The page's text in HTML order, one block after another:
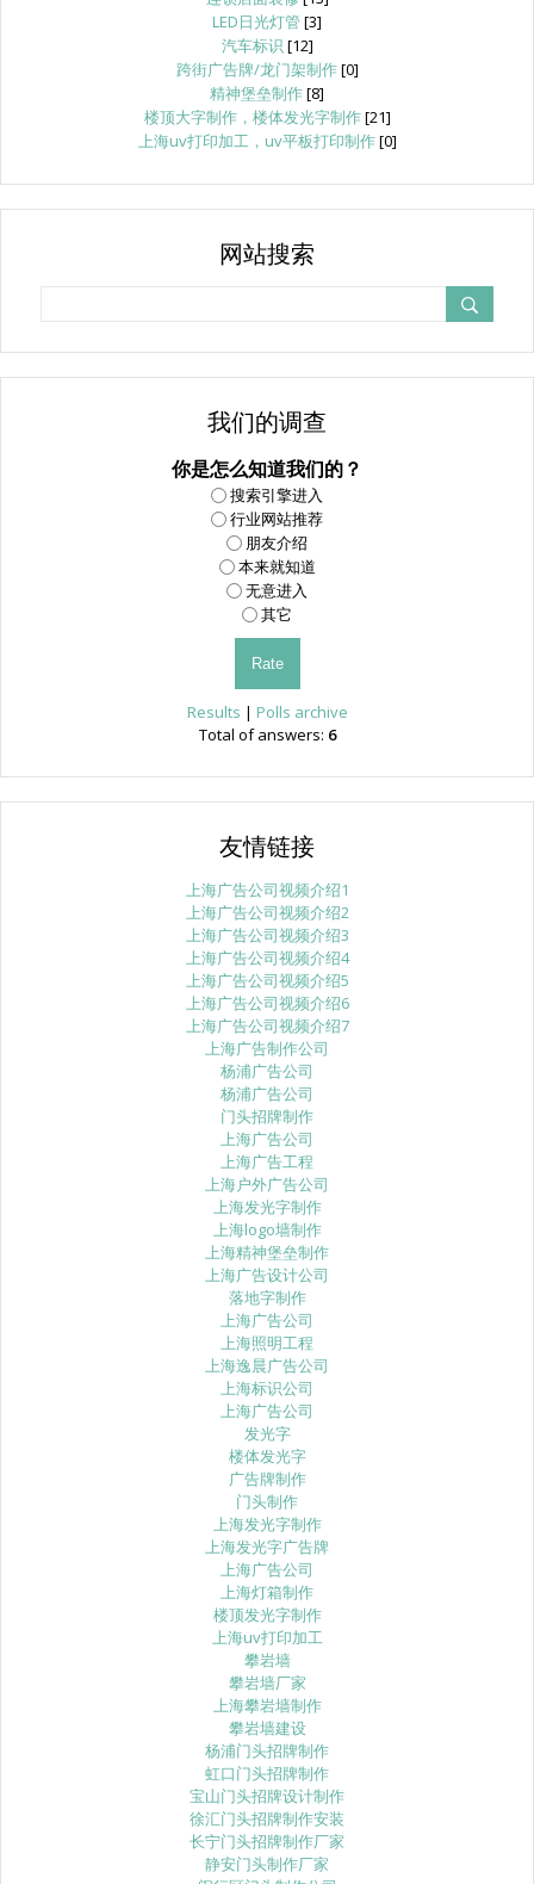
LED日光灯管[3]
汽车标识 [12]
跨街广告牌/龙门架制作[0]
精神堡垒制作[8]
楼顶大字制作，楼体发光字制作[21]
上海uv打印加工，uv平板打印制作[0]
网站搜索
我们的调查
你是怎么知道我们的？
搜索引擎进入
行业网站推荐
朋友介绍
本来就知道
无意进入
其它
Results | Polls archive
Total of answers: 6
友情链接
上海广告公司视频介绍1
上海广告公司视频介绍2
上海广告公司视频介绍3
上海广告公司视频介绍4
上海广告公司视频介绍5
上海广告公司视频介绍6
上海广告公司视频介绍7
上海广告制作公司
杨浦广告公司
杨浦广告公司
门头招牌制作
上海广告公司
上海广告工程
上海户外广告公司
上海发光字制作
上海logo墙制作
上海精神堡垒制作
上海广告设计公司
落地字制作
上海广告公司
上海照明工程
上海逸晨广告公司
上海标识公司
上海广告公司
发光字
楼体发光字
广告牌制作
门头制作
上海发光字制作
上海发光字广告牌
上海广告公司
上海灯箱制作
楼顶发光字制作
上海uv打印加工
攀岩墙
攀岩墙厂家
上海攀岩墙制作
攀岩墙建设
杨浦门头招牌制作
虹口门头招牌制作
宝山门头招牌设计制作
徐汇门头招牌制作安装
长宁门头招牌制作厂家
静安门头制作厂家